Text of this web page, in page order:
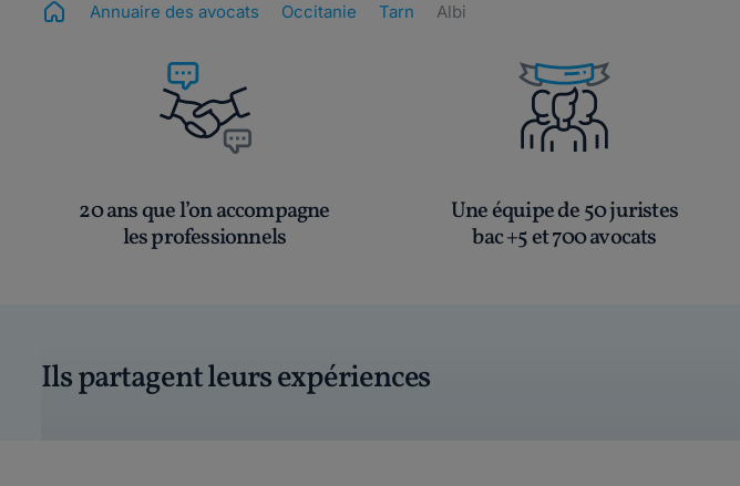
Annuaire des avocats Occitanie Tarn Albi
20 ans que l’on accompagne
les professionnels
Une équipe de 50 juristes
bac +5 et 700 avocats
Ils partagent leurs expériences